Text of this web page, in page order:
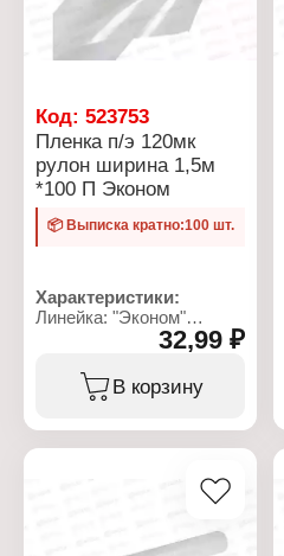
Код: 523753
Пленка п/э 120мк
рулон ширина 1,5м
*100 П Эконом
📦 Выписка кратно:100 шт.
Характеристики:
Линейка: "Эконом"
Тип товара: Пленка
Толщина: 120 мк
Размер: 100х1,5 м
32,99 ₽
В корзину